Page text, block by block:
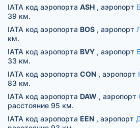
IATA код аэропорта ASH , аэропорт
39 км.
IATA код аэропорта BOS , аэропорт
км.
IATA код аэропорта BVY , аэропорт
33 км.
IATA код аэропорта CON , аэропорт
83 км.
IATA код аэропорта DAW , аэропорт
расстояние 95 км.
IATA код аэропорта EEN , аэропорт